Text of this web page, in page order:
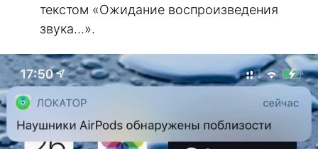
текстом «Ожидание воспроизведения
звука…».